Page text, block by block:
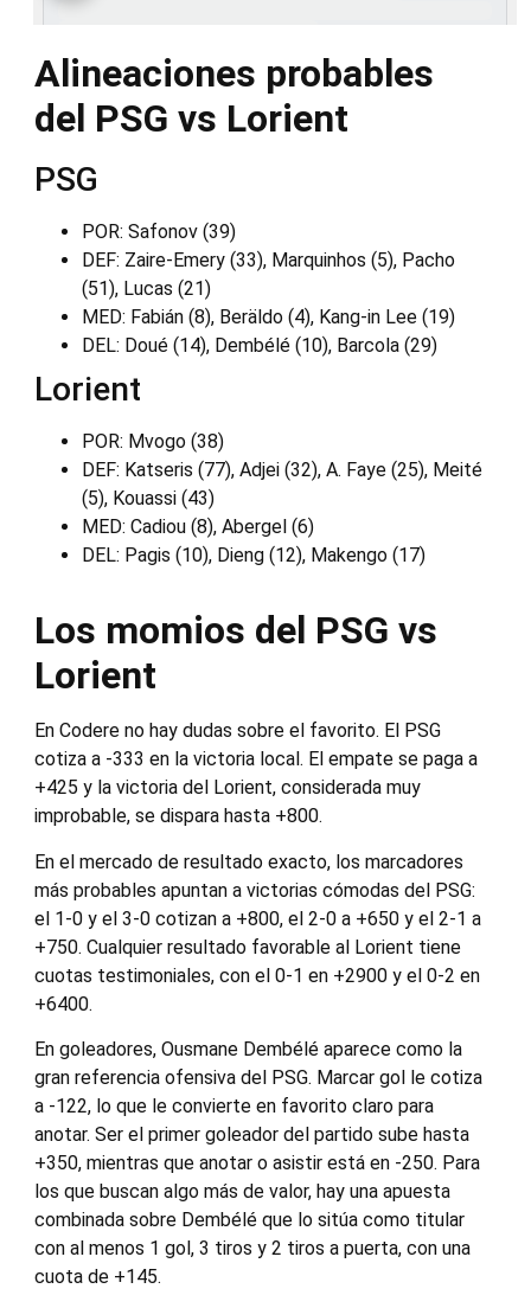
Alineaciones probables
del PSG vs Lorient
PSG
POR: Safonov (39)
DEF: Zaire-Emery (33), Marquinhos (5), Pacho
(51), Lucas (21)
MED: Fabián (8), Beräldo (4), Kang-in Lee (19)
DEL: Doué (14), Dembélé (10), Barcola (29)
Lorient
POR: Mvogo (38)
DEF: Katseris (77), Adjei (32), A. Faye (25), Meité
(5), Kouassi (43)
MED: Cadiou (8), Abergel (6)
DEL: Pagis (10), Dieng (12), Makengo (17)
Los momios del PSG vs
Lorient
En Codere no hay dudas sobre el favorito. El PSG
cotiza a -333 en la victoria local. El empate se paga a
+425 y la victoria del Lorient, considerada muy
improbable, se dispara hasta +800.
En el mercado de resultado exacto, los marcadores
más probables apuntan a victorias cómodas del PSG:
el 1-0 y el 3-0 cotizan a +800, el 2-0 a +650 y el 2-1 a
+750. Cualquier resultado favorable al Lorient tiene
cuotas testimoniales, con el 0-1 en +2900 y el 0-2 en
+6400.
En goleadores, Ousmane Dembélé aparece como la
gran referencia ofensiva del PSG. Marcar gol le cotiza
a -122, lo que le convierte en favorito claro para
anotar. Ser el primer goleador del partido sube hasta
+350, mientras que anotar o asistir está en -250. Para
los que buscan algo más de valor, hay una apuesta
combinada sobre Dembélé que lo sitúa como titular
con al menos 1 gol, 3 tiros y 2 tiros a puerta, con una
cuota de +145.